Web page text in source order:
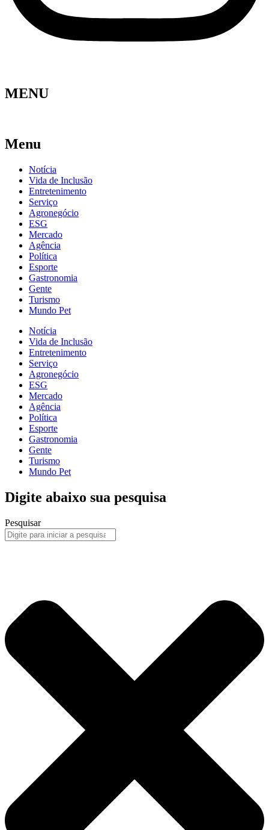
MENU
Menu
Notícia
Vida de Inclusão
Entretenimento
Serviço
Agronegócio
ESG
Mercado
Agência
Política
Esporte
Gastronomia
Gente
Turismo
Mundo Pet
Notícia
Vida de Inclusão
Entretenimento
Serviço
Agronegócio
ESG
Mercado
Agência
Política
Esporte
Gastronomia
Gente
Turismo
Mundo Pet
Digite abaixo sua pesquisa
Pesquisar